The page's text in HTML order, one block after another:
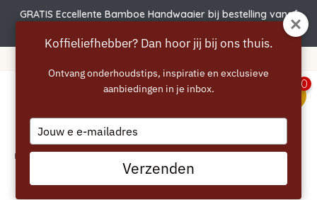
GRATIS Eccellente Bamboe Handwaaier bij bestelling vanaf
0
Home
Koffieliefhebber? Dan hoor jij bij ons thuis.
Ontvang onderhoudstips, inspiratie en exclusieve
aanbiedingen in je inbox.
Type
your
email
Verzenden